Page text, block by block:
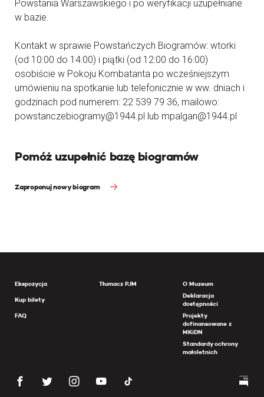
Powstania Warszawskiego i po weryfikacji uzupełniane
w bazie.
Kontakt w sprawie Powstańczych Biogramów: wtorki
(od 10:00 do 14:00) i piątki (od 12:00 do 16:00)
osobiście w Pokoju Kombatanta po wcześniejszym
umówieniu na spotkanie lub telefonicznie w ww. dniach i
godzinach pod numerem: 22 539 79 36, mailowo:
powstanczebiogramy@1944.pl lub mpalgan@1944.pl
Pomóż uzupełnić bazę biogramów
Zaproponuj nowy biogram
Ekspozycja
Kup bilety
FAQ
Tłumacz PJM
O Muzeum
Deklaracja
dostępności
Projekty
dofinansowane z
MKiDN
Standardy ochrony
małoletnich